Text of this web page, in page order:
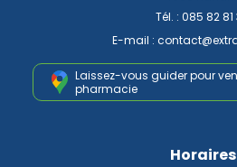
Tél. : 085 82 81
E-mail : contact@
Laissez-vous guider pour
pharmacie
Horaires